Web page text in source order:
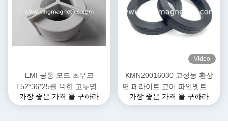
EMI 공통 모드 초우크
T52*36*25를 위한 고투명 3
상 나노 결정성 핵심
가장 좋은 가격 을 구하라
Video
KMN20016030 고성능 환상
면 페라이트 코어 파인멧트 나
노 결정성 핵심
가장 좋은 가격 을 구하라